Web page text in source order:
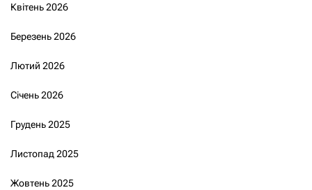
Квітень 2026
Березень 2026
Лютий 2026
Січень 2026
Грудень 2025
Листопад 2025
Жовтень 2025